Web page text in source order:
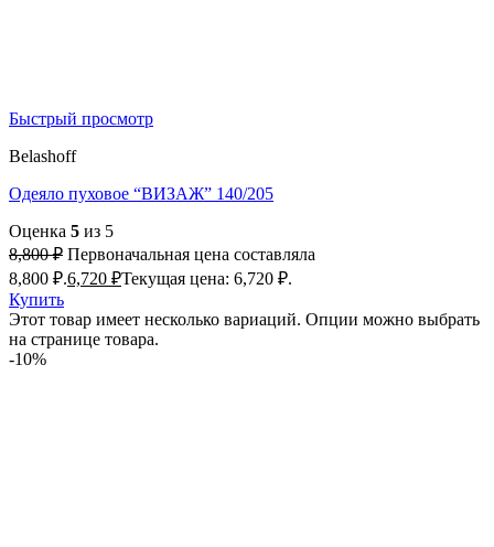
Быстрый просмотр
Belashoff
Одеяло пуховое “ВИЗАЖ” 140/205
Оценка 5 из 5
8,800₽ Первоначальная цена составляла
8,800 ₽.6,720 ₽Текущая цена: 6,720 ₽.
Купить
Этот товар имеет несколько вариаций. Опции можно выбрать
на странице товара.
-10%